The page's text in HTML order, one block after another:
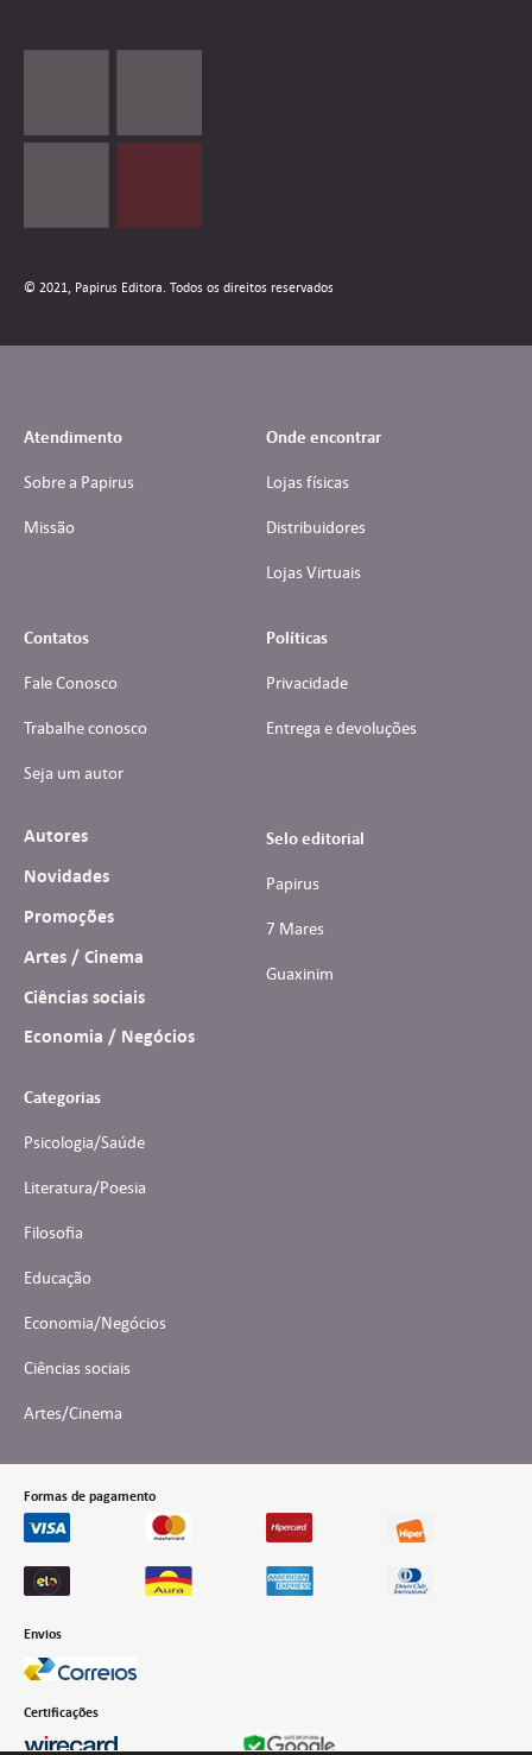
© 2021, Papirus Editora. Todos os direitos reservados
Atendimento
Sobre a Papirus
Missão
Onde encontrar
Lojas físicas
Distribuidores
Lojas Virtuais
Contatos
Fale Conosco
Trabalhe conosco
Seja um autor
Políticas
Privacidade
Entrega e devoluções
Autores
Novidades
Promoções
Artes / Cinema
Ciências sociais
Economia / Negócios
Selo editorial
Papirus
7 Mares
Guaxinim
Categorias
Psicologia/Saúde
Literatura/Poesia
Filosofia
Educação
Economia/Negócios
Ciências sociais
Artes/Cinema
Formas de pagamento
Envios
Certificações